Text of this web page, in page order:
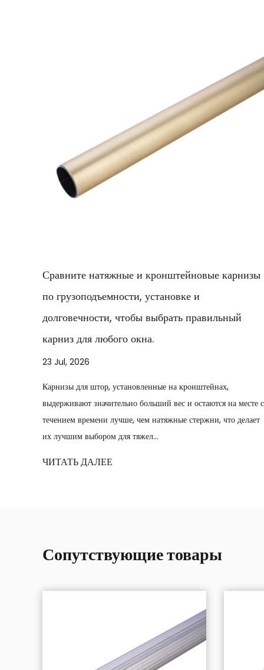
карнизы
на месте с
что делает
Прецизионное оконное проектирование:
сравнительное руководство по
карнизным системам
16 Jul, 2026
Прямой вывод: Системы карнизов из
алюминия обеспечивают превосходную
стабильность, несущую способность, плавность
ЧИТАТЬ ДАЛЕЕ
Сопутствующие товары